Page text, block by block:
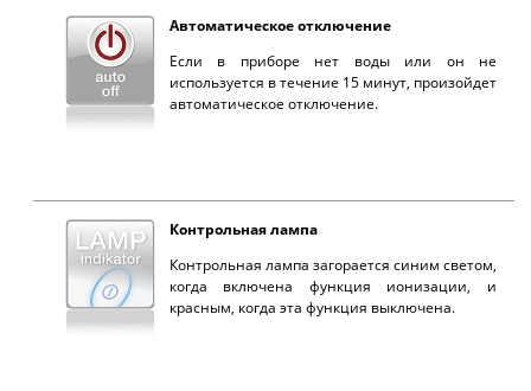
Автоматическое отключение
Если в приборе нет воды или он не
используется в течение 15 минут, произойдет
автоматическое отключение.
Контрольная лампа
Контрольная лампа загорается синим светом,
когда включена функция ионизации, и
красным, когда эта функция выключена.